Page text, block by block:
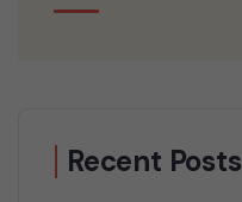
Recent Posts